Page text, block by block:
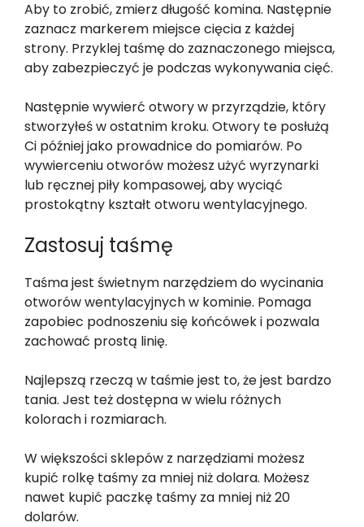
Aby to zrobić, zmierz długość komina. Następnie
zaznacz markerem miejsce cięcia z każdej
strony. Przyklej taśmę do zaznaczonego miejsca,
aby zabezpieczyć je podczas wykonywania cięć.
Następnie wywierć otwory w przyrządzie, który
stworzyłeś w ostatnim kroku. Otwory te posłużą
Ci później jako prowadnice do pomiarów. Po
wywierceniu otworów możesz użyć wyrzynarki
lub ręcznej piły kompasowej, aby wyciąć
prostokątny kształt otworu wentylacyjnego.
Zastosuj taśmę
Taśma jest świetnym narzędziem do wycinania
otworów wentylacyjnych w kominie. Pomaga
zapobiec podnoszeniu się końcówek i pozwala
zachować prostą linię.
Najlepszą rzeczą w taśmie jest to, że jest bardzo
tania. Jest też dostępna w wielu różnych
kolorach i rozmiarach.
W większości sklepów z narzędziami możesz
kupić rolkę taśmy za mniej niż dolara. Możesz
nawet kupić paczkę taśmy za mniej niż 20
dolarów.